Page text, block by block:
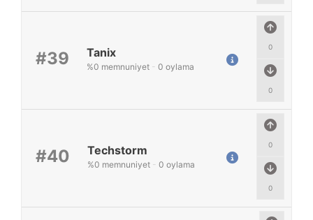
#39
0
0
Tanix
%0 memnuniyet - 0 oylama
#40
0
0
Techstorm
%0 memnuniyet - 0 oylama